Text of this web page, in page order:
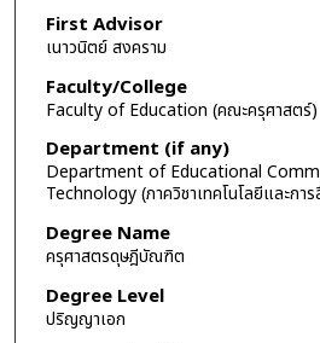
First Advisor
เนาวนิตย์ สงคราม
Faculty/College
Faculty of Education (คณะครุศาสตร์)
Department (if any)
Department of Educational
Technology (ภาควิชาเทคโนโลยีและกา
Degree Name
ครุศาสตรดุษฎีบัณฑิต
Degree Level
ปริญญาเอก